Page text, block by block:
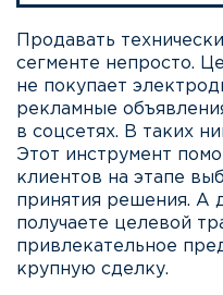
Продавать
сегменте непросто.
не покупает
рекламные
в соцсетях. В таких
Этот инструмент
клиентов на этапе
принятия решения. А
получаете целевой
привлекательное
крупную сделку.